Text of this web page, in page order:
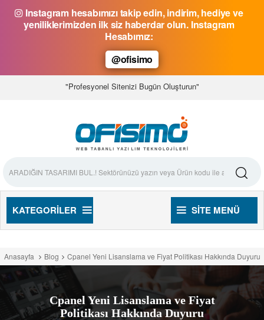
Instagram hesabımızı takip edin, indirim, hediye ve
yeniliklerimizden ilk siz haberdar olun. Instagram
Hesabımız:
@ofisimo
"Profesyonel Sitenizi Bugün Oluşturun"
KATEGORILER SITE MENÜ
Anasayfa Blog Cpanel Yeni Lisanslama ve Fiyat Politikası Hakkında Duyuru
Cpanel Yeni Lisanslama ve Fiyat
Politikası Hakkında Duyuru